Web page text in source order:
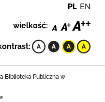
PL EN
wielkość:
Biblioteka Publiczna w